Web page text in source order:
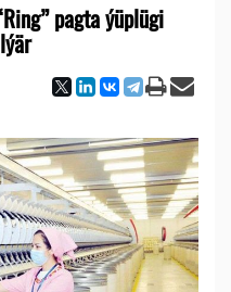
pagta ýüplügi